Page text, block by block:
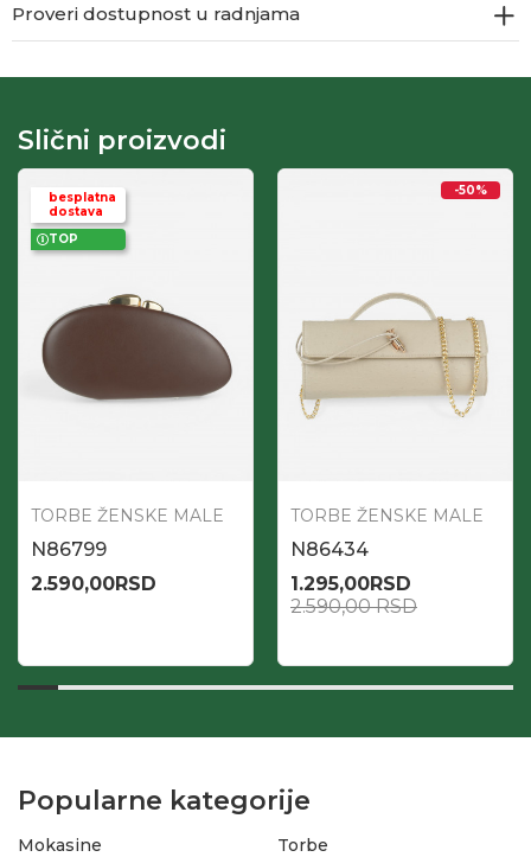
Proveri dostupnost u radnjama
Slični proizvodi
besplatna
dostava
TOP
TORBE ŽENSKE MALE
N86799
2.590,00RSD
-50%
TORBE ŽENSKE MALE
N86434
1.295,00RSD
2.590,00RSD
Popularne kategorije
Mokasine
Torbe